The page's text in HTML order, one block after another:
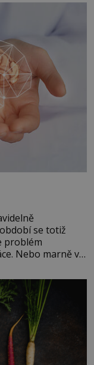
se totiž
problém
Nebo marně v
se paměť